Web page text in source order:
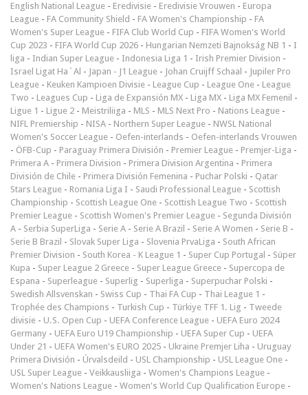
English National League - Eredivisie - Eredivisie Vrouwen - Europa
League - FA Community Shield - FA Women's Championship - FA
Women's Super League - FIFA Club World Cup - FIFA Women's World
Cup 2023 - FIFA World Cup 2026 - Hungarian Nemzeti Bajnokság NB 1 - I
liga - Indian Super League - Indonesia Liga 1 - Irish Premier Division -
Israel Ligat Ha`Al - Japan - J1 League - Johan Cruijff Schaal - Jupiler Pro
League - Keuken Kampioen Divisie - League Cup - League One - League
Two - Leagues Cup - Liga de Expansión MX - Liga MX - Liga MX Femenil -
Ligue 1 - Ligue 2 - Meistriliiga - MLS - MLS Next Pro - Nations League -
NIFL Premiership - NISA - Northern Super League - NWSL National
Women's Soccer League - Oefen-interlands - Oefen-interlands Vrouwen
- ÖFB-Cup - Paraguay Primera División - Premier League - Premjer-Liga -
Primera A - Primera Division - Primera Division Argentina - Primera
División de Chile - Primera División Femenina - Puchar Polski - Qatar
Stars League - Romania Liga I - Saudi Professional League - Scottish
Championship - Scottish League One - Scottish League Two - Scottish
Premier League - Scottish Women's Premier League - Segunda División
A - Serbia SuperLiga - Serie A - Serie A Brazil - Serie A Women - Serie B -
Serie B Brazil - Slovak Super Liga - Slovenia PrvaLiga - South African
Premier Division - South Korea - K League 1 - Super Cup Portugal - Süper
Kupa - Super League 2 Greece - Super League Greece - Supercopa de
Espana - Superleague - Superlig - Superliga - Superpuchar Polski -
Swedish Allsvenskan - Swiss Cup - Thai FA Cup - Thai League 1 -
Trophée des Champions - Turkish Cup - Türkiye TFF 1. Lig - Tweede
divisie - U.S. Open Cup - UEFA Conference League - UEFA Euro 2024
Germany - UEFA Euro U19 Championship - UEFA Super Cup - UEFA
Under 21 - UEFA Women's EURO 2025 - Ukraine Premjer Liha - Uruguay
Primera División - Úrvalsdeild - USL Championship - USL League One -
USL Super League - Veikkausliiga - Women's Champions League -
Women's Nations League - Women's World Cup Qualification Europe -